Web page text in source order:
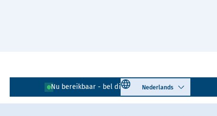
Nu bereikbaar - bel direct! 0597 - 729 848
Select language
Lees voor Uitleg woorden
Simpele tekst